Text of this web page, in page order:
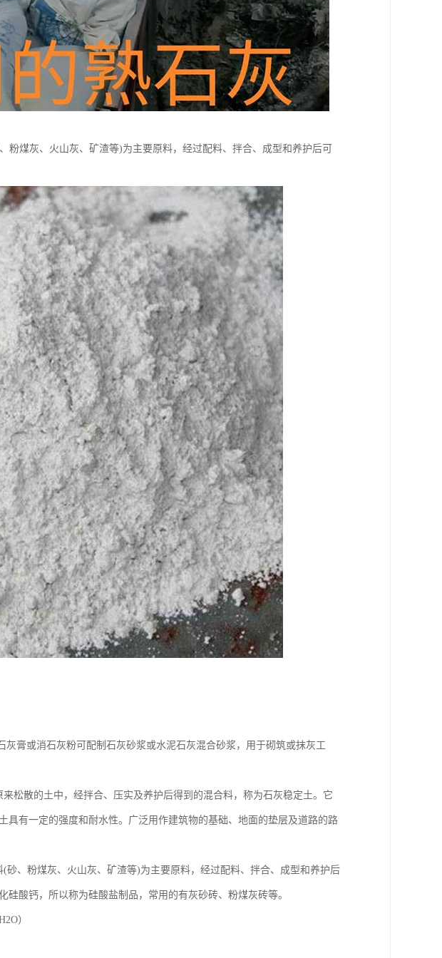
煤灰、火山灰、矿渣等)为主要原料，经过配料、拌合、成型和养护后可
灰膏或消石灰粉可配制石灰砂浆或水泥石灰混合砂浆，用于砌筑或抹灰工
松散的土中，经拌合、压实及养护后得到的混合料，称为石灰稳定土。它
具有一定的强度和耐水性。广泛用作建筑物的基础、地面的垫层及道路的路
砂、粉煤灰、火山灰、矿渣等)为主要原料，经过配料、拌合、成型和养护后
酸钙，所以称为硅酸盐制品，常用的有灰砂砖、粉煤灰砖等。
）